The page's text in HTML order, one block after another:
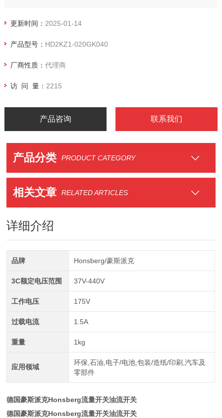
3、可选配刻度盘，刻度盘有4种不同角度和材质
5、可加液晶显示屏，
7、可按照客户要求设定开关点，客户也可自行调节开关点。
灵活多样，德国*，质量有保证。
更新时间： 2025-01-14
产品型号： HD2KZ1-020GK040
厂商性质： 代理商
访 问 量： 2215
产品咨询 联系我们
产品分类 PRODUCT CATEGORY
相关文章 RELATED ARTICLES
详细介绍
品牌 Honsberg/豪斯派克
3C额定电压范围 37V-440V
工作电压 175V
过载电流 1.5A
重量 1kg
应用领域
环保,石油,电子/电池,包装/造纸/印刷,汽车及
零部件
德国豪斯派克Honsberg流量开关油流开关
德国豪斯派克Honsberg流量开关油流开关